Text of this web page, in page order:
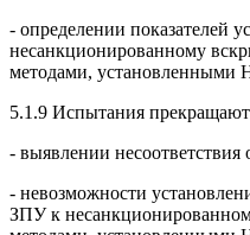
- определении показателей
несанкционированному
методами, установленными
5.1.9 Испытания
- выявлении
- невозможности
ЗПУ к